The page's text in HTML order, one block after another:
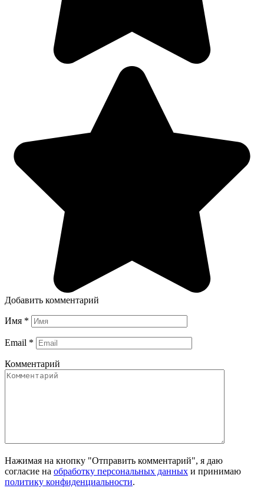
Добавить комментарий
Имя *
Email *
Комментарий
Нажимая на кнопку "Отправить комментарий", я даю
согласие на обработку персональных данных и принимаю
политику конфиденциальности.